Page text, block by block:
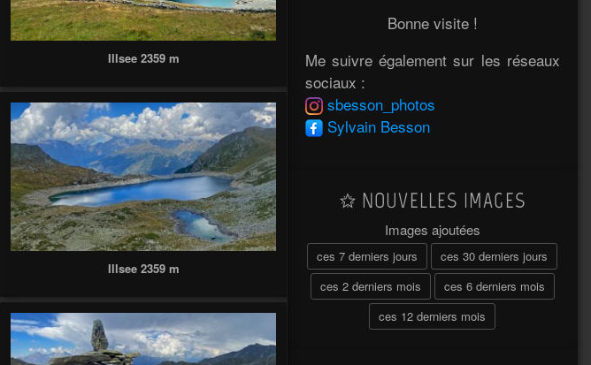
Illsee 2359 m
Illsee 2359 m
Bonne visite !
Me suivre également sur les réseaux
sociaux :
sbesson_photos
Sylvain Besson
NOUVELLES IMAGES
Images ajoutées
ces 7 derniers jours
ces 30 derniers jours
ces 2 derniers mois
ces 6 derniers mois
ces 12 derniers mois